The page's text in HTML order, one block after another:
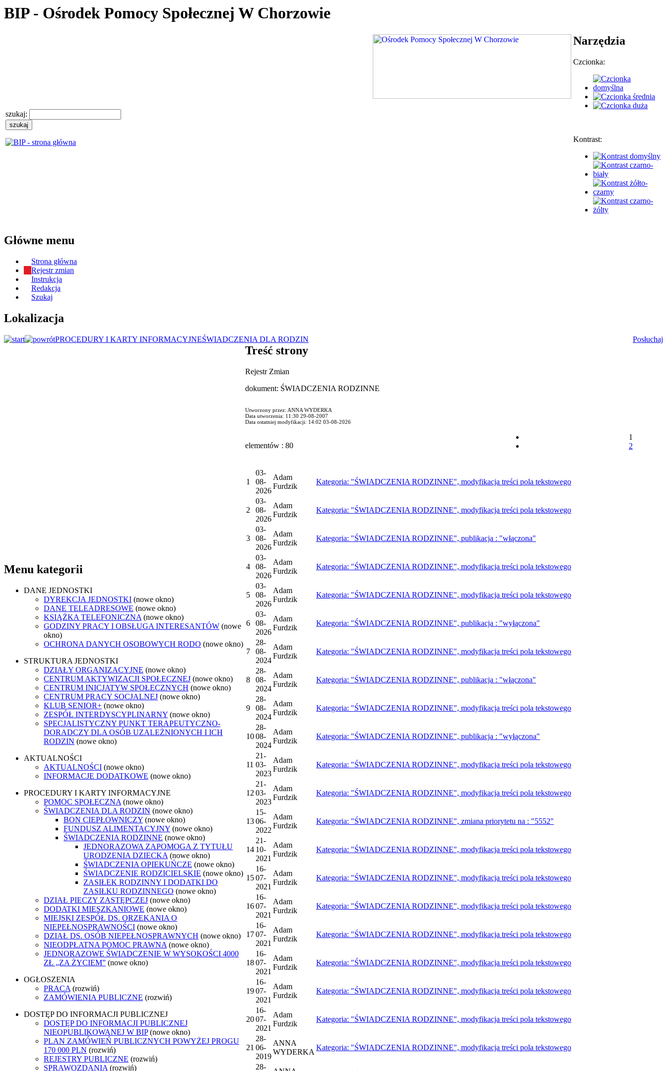
BIP - Ośrodek Pomocy Społecznej W Chorzowie
szukaj:
Narzędzia
Czcionka:
Kontrast:
Główne menu
Strona główna
Rejestr zmian
Instrukcja
Redakcja
Szukaj
Lokalizacja
Posłuchaj
PROCEDURY I KARTY INFORMACYJNEŚWIADCZENIA DLA RODZIN
Menu kategorii
DANE JEDNOSTKI
DYREKCJA JEDNOSTKI (nowe okno)
DANE TELEADRESOWE (nowe okno)
KSIĄŻKA TELEFONICZNA (nowe okno)
GODZINY PRACY I OBSŁUGA INTERESANTÓW (nowe
okno)
OCHRONA DANYCH OSOBOWYCH RODO (nowe okno)
STRUKTURA JEDNOSTKI
DZIAŁY ORGANIZACYJNE (nowe okno)
CENTRUM AKTYWIZACJI SPOŁECZNEJ (nowe okno)
CENTRUM INICJATYW SPOŁECZNYCH (nowe okno)
CENTRUM PRACY SOCJALNEJ (nowe okno)
KLUB SENIOR+ (nowe okno)
ZESPÓŁ INTERDYSCYPLINARNY (nowe okno)
SPECJALISTYCZNY PUNKT TERAPEUTYCZNO-
DORADCZY DLA OSÓB UZALEŻNIONYCH I ICH
RODZIN (nowe okno)
AKTUALNOŚCI
AKTUALNOŚCI (nowe okno)
INFORMACJE DODATKOWE (nowe okno)
PROCEDURY I KARTY INFORMACYJNE
POMOC SPOŁECZNA (nowe okno)
ŚWIADCZENIA DLA RODZIN (nowe okno)
BON CIEPŁOWNICZY (nowe okno)
FUNDUSZ ALIMENTACYJNY (nowe okno)
ŚWIADCZENIA RODZINNE (nowe okno)
JEDNORAZOWA ZAPOMOGA Z TYTUŁU
URODZENIA DZIECKA (nowe okno)
ŚWIADCZENIA OPIEKUŃCZE (nowe okno)
ŚWIADCZENIE RODZICIELSKIE (nowe okno)
ZASIŁEK RODZINNY I DODATKI DO
ZASIŁKU RODZINNEGO (nowe okno)
DZIAŁ PIECZY ZASTĘPCZEJ (nowe okno)
DODATKI MIESZKANIOWE (nowe okno)
MIEJSKI ZESPÓŁ DS. ORZEKANIA O
NIEPEŁNOSPRAWNOŚCI (nowe okno)
DZIAŁ DS. OSÓB NIEPEŁNOSPRAWNYCH (nowe okno)
NIEODPŁATNA POMOC PRAWNA (nowe okno)
JEDNORAZOWE ŚWIADCZENIE W WYSOKOŚCI 4000
ZŁ „ZA ŻYCIEM” (nowe okno)
OGŁOSZENIA
PRACA (rozwiń)
ZAMÓWIENIA PUBLICZNE (rozwiń)
DOSTĘP DO INFORMACJI PUBLICZNEJ
DOSTĘP DO INFORMACJI PUBLICZNEJ
NIEOPUBLIKOWANEJ W BIP (nowe okno)
PLAN ZAMÓWIEŃ PUBLICZNYCH POWYŻEJ PROGU
170 000 PLN (rozwiń)
REJESTRY PUBLICZNE (rozwiń)
SPRAWOZDANIA (rozwiń)
Treść strony
Rejestr Zmian
dokument: ŚWIADCZENIA RODZINNE
Utworzony przez: ANNA WYDERKA
Data utworzenia: 11:30 29-08-2007
Data ostatniej modyfikacji: 14:02 03-08-2026
elementów : 80
1
2
1
03-
08-
2026
Adam
Furdzik
Kategoria: "ŚWIADCZENIA RODZINNE", modyfikacja treści pola tekstowego
2
03-
08-
2026
Adam
Furdzik
Kategoria: "ŚWIADCZENIA RODZINNE", modyfikacja treści pola tekstowego
3
03-
08-
2026
Adam
Furdzik
Kategoria: "ŚWIADCZENIA RODZINNE", publikacja : "włączona"
4
03-
08-
2026
Adam
Furdzik
Kategoria: "ŚWIADCZENIA RODZINNE", modyfikacja treści pola tekstowego
5
03-
08-
2026
Adam
Furdzik
Kategoria: "ŚWIADCZENIA RODZINNE", modyfikacja treści pola tekstowego
6
03-
08-
2026
Adam
Furdzik
Kategoria: "ŚWIADCZENIA RODZINNE", publikacja : "wyłączona"
7
28-
08-
2024
Adam
Furdzik
Kategoria: "ŚWIADCZENIA RODZINNE", modyfikacja treści pola tekstowego
8
28-
08-
2024
Adam
Furdzik
Kategoria: "ŚWIADCZENIA RODZINNE", publikacja : "włączona"
9
28-
08-
2024
Adam
Furdzik
Kategoria: "ŚWIADCZENIA RODZINNE", modyfikacja treści pola tekstowego
10
28-
08-
2024
Adam
Furdzik
Kategoria: "ŚWIADCZENIA RODZINNE", publikacja : "wyłączona"
11
21-
03-
2023
Adam
Furdzik
Kategoria: "ŚWIADCZENIA RODZINNE", modyfikacja treści pola tekstowego
12
21-
03-
2023
Adam
Furdzik
Kategoria: "ŚWIADCZENIA RODZINNE", modyfikacja treści pola tekstowego
13
15-
06-
2022
Adam
Furdzik
Kategoria: "ŚWIADCZENIA RODZINNE", zmiana priorytetu na : "5552"
14
21-
10-
2021
Adam
Furdzik
Kategoria: "ŚWIADCZENIA RODZINNE", modyfikacja treści pola tekstowego
15
16-
07-
2021
Adam
Furdzik
Kategoria: "ŚWIADCZENIA RODZINNE", modyfikacja treści pola tekstowego
16
16-
07-
2021
Adam
Furdzik
Kategoria: "ŚWIADCZENIA RODZINNE", modyfikacja treści pola tekstowego
17
16-
07-
2021
Adam
Furdzik
Kategoria: "ŚWIADCZENIA RODZINNE", modyfikacja treści pola tekstowego
18
16-
07-
2021
Adam
Furdzik
Kategoria: "ŚWIADCZENIA RODZINNE", modyfikacja treści pola tekstowego
19
16-
07-
2021
Adam
Furdzik
Kategoria: "ŚWIADCZENIA RODZINNE", modyfikacja treści pola tekstowego
20
16-
07-
2021
Adam
Furdzik
Kategoria: "ŚWIADCZENIA RODZINNE", modyfikacja treści pola tekstowego
21
28-
06-
2019
ANNA
WYDERKA
Kategoria: "ŚWIADCZENIA RODZINNE", modyfikacja treści pola tekstowego
28-